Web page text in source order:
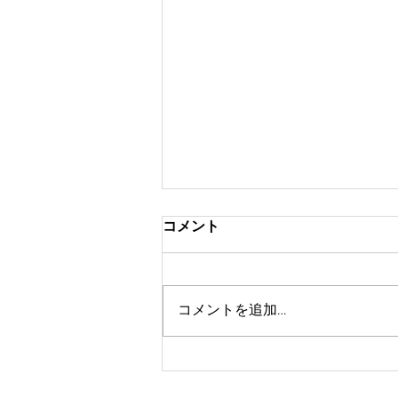
9月のイベント！ワンコイン
コメント
コメントを追加…